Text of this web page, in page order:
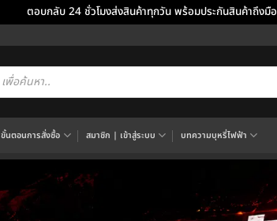
ตอบกลับ 24 ชั่วโมงส่งสินค้าทุกวัน พร้อมประกันสินค้าถึงมือ
ขั้นตอนการสั่งซื้อ สมาชิก | เข้าสู่ระบบ บทความบุหรี่ไฟฟ้า